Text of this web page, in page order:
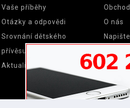
Vaše příběhy
Otázky a odpovědi
Srovnání dětského
přívěsu a cyklosedačky
Aktuality
O nás